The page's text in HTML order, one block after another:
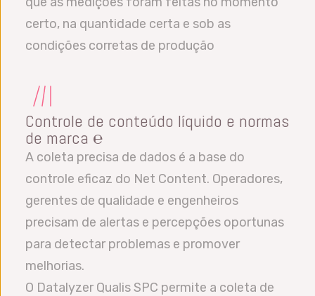
certo, na quantidade certa e sob as
condições corretas de produção
Controle de conteúdo líquido e normas
de marca ℮
A coleta precisa de dados é a base do
controle eficaz do Net Content. Operadores,
gerentes de qualidade e engenheiros
precisam de alertas e percepções oportunas
para detectar problemas e promover
melhorias.
O Datalyzer Qualis SPC permite a coleta de